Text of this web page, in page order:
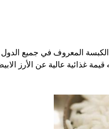
المعروف في جميع الدول
قيمة غذائية عالية عن الأرز